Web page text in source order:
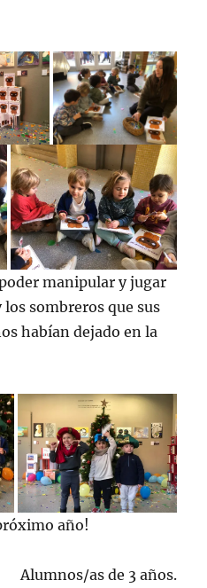
manipular y jugar
sombreros que sus
habían dejado en la
año!
Alumnos/as de 3 años.